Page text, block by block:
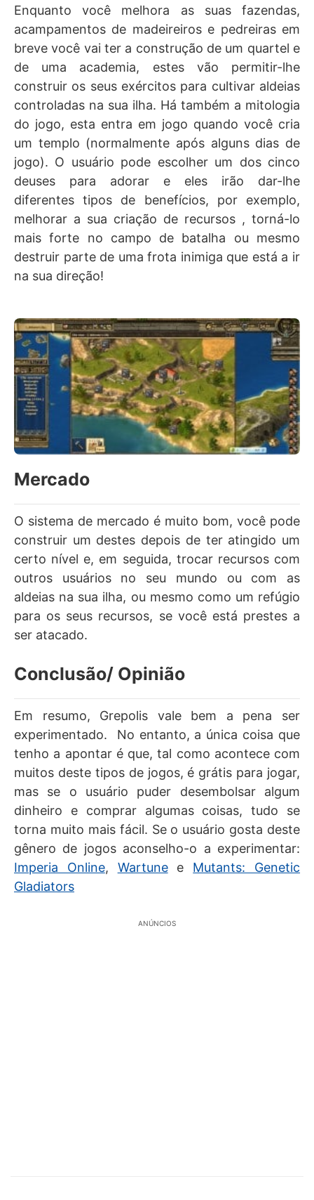
Enquanto você melhora as suas fazendas,
acampamentos de madeireiros e pedreiras em
breve você vai ter a construção de um quartel e
de uma academia, estes vão permitir-lhe
construir os seus exércitos para cultivar aldeias
controladas na sua ilha. Há também a mitologia
do jogo, esta entra em jogo quando você cria
um templo (normalmente após alguns dias de
jogo). O usuário pode escolher um dos cinco
deuses para adorar e eles irão dar-lhe
diferentes tipos de benefícios, por exemplo,
melhorar a sua criação de recursos , torná-lo
mais forte no campo de batalha ou mesmo
destruir parte de uma frota inimiga que está a ir
na sua direção!
Mercado
O sistema de mercado é muito bom, você pode
construir um destes depois de ter atingido um
certo nível e, em seguida, trocar recursos com
outros usuários no seu mundo ou com as
aldeias na sua ilha, ou mesmo como um refúgio
para os seus recursos, se você está prestes a
ser atacado.
Conclusão/ Opinião
Em resumo, Grepolis vale bem a pena ser
experimentado. No entanto, a única coisa que
tenho a apontar é que, tal como acontece com
muitos deste tipos de jogos, é grátis para jogar,
mas se o usuário puder desembolsar algum
dinheiro e comprar algumas coisas, tudo se
torna muito mais fácil. Se o usuário gosta deste
gênero de jogos aconselho-o a experimentar:
Imperia Online, Wartunee Mutants: Genetic
Gladiators
ANÚNCIOS